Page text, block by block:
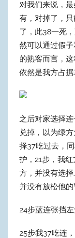
对我们来说，
有，对掉了，
了，此38一死
然可以通过假
的熟客而言，
依然是我方占据
之后对家选择
兑掉，以为绿
择37吃过去，
护，21步，我
方，并没有选
并没有放松他的
24步蓝连张挡
25步我37吃连